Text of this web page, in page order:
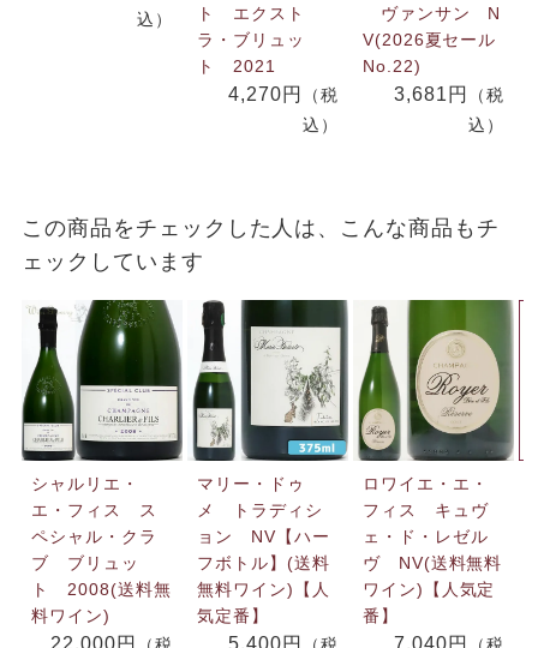
込）
ト エクスト
ラ・ブリュッ
ト 2021
4,270円
（税
込）
ヴァンサン N
V(2026夏セール
No.22)
3,681円
（税
込）
この商品をチェックした人は、こんな商品もチ
ェックしています
シャルリエ・
エ・フィス ス
ペシャル・クラ
ブ ブリュッ
ト 2008(送料無
料ワイン)
22,000円
（税
マリー・ドゥ
メ トラディシ
ョン NV【ハー
フボトル】(送料
無料ワイン)【人
気定番】
5,400円
（税
ロワイエ・エ・
フィス キュヴ
ェ・ド・レゼル
ヴ NV(送料無料
ワイン)【人気定
番】
7,040円
（税